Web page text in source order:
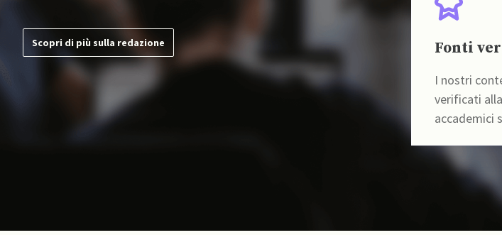
Scopri di più sulla redazione Fonti
I nostri
verificati
accademici